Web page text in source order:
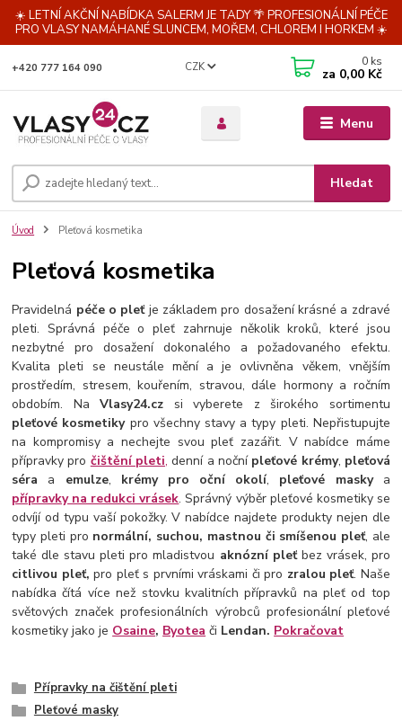
☀️ LETNÍ AKČNÍ NABÍDKA SALERM JE TADY 🌴 PROFESIONÁLNÍ PÉČE
PRO VLASY NAMÁHANÉ SLUNCEM, MOŘEM, CHLOREM I HORKEM ☀️
Menu
CZK
Hledat
+420 777 164 090 0 ks
za 0,00 Kč
Úvod Pleťová kosmetika
Pleťová kosmetika
Pravidelná péče o pleťje základem pro dosažení krásné a zdravé
pleti. Správná péče o pleť zahrnuje několik kroků, které jsou
nezbytné pro dosažení dokonalého a požadovaného efektu.
Kvalita pleti se neustále mění a je ovlivněna věkem, vnějším
prostředím, stresem, kouřením, stravou, dále hormony a ročním
obdobím. NaVlasy24.cz si vyberete z širokého sortimentu
pleťové kosmetikypro všechny stavy a typy pleti. Nepřistupujte
na kompromisy a nechejte svou pleť zazářit. V nabídce máme
přípravky pro čištění pleti, denní a noční pleťové krémy, pleťová
séra a emulze, krémy pro oční okolí, pleťové maskya
přípravky na redukci vrásek. Správný výběr pleťové kosmetiky se
odvíjí od typu vaší pokožky. V nabídce najdete produkty nejen dle
typy pleti pro normální, suchou, mastnou či smíšenou pleť, ale
také dle stavu pleti pro mladistvou aknózní pleťbez vrásek, pro
citlivou pleť, pro pleť s prvními vráskami či pro zralou pleť. Naše
nabídka čítá více než stovku kvalitních přípravků na pleť od top
světových značek profesionálních výrobců profesionální pleťové
kosmetiky jako je Osaine, Byotea či Lendan. Pokračovat
Přípravky na čištění pleti
Pleťové masky